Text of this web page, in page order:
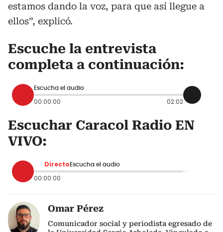
estamos dando la voz, para que así llegue a
ellos”, explicó.
Escuche la entrevista
completa a continuación:
Escucha el audio
00:00:00 02:02
Escuchar Caracol Radio EN
VIVO:
Directo Escucha el audio
00:00:00
Omar Pérez
Comunicador social y periodista egresado de